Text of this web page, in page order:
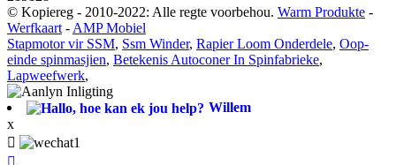
© Kopiereg - 2010-2022: Alle regte voorbehou. Warm Produkte -
Werfkaart - AMP Mobiel
Stapmotor vir SSM, Ssm Winder, Rapier Loom Onderdele, Oop-
einde spinmasjien, Betekenis Autoconer In Spinfabrieke,
Lapweefwerk,
Willem
x
